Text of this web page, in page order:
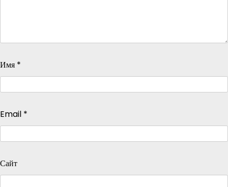
Имя *
Email *
Сайт